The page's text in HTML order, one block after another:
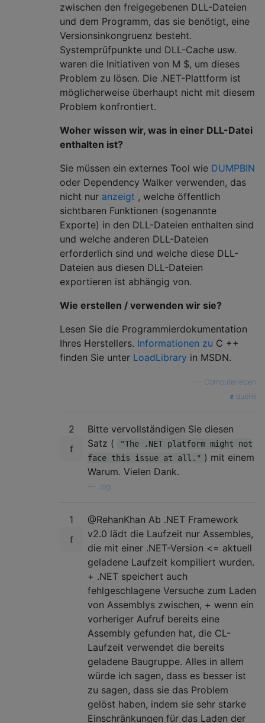
zwischen den freigegebenen DLL-Dateien
und dem Programm, das sie benötigt, eine
Versionsinkongruenz besteht.
Systemprüfpunkte und DLL-Cache usw.
waren die Initiativen von M $, um dieses
Problem zu lösen. Die .NET-Plattform ist
möglicherweise überhaupt nicht mit diesem
Problem konfrontiert.
Woher wissen wir, was in einer DLL-Datei
enthalten ist?
Sie müssen ein externes Tool wie DUMPBIN
oder Dependency Walker verwenden, das
nicht nur anzeigt , welche öffentlich
sichtbaren Funktionen (sogenannte
Exporte) in den DLL-Dateien enthalten sind
und welche anderen DLL-Dateien
erforderlich sind und welche diese DLL-
Dateien aus diesen DLL-Dateien
exportieren ist abhängig von.
Wie erstellen / verwenden wir sie?
Lesen Sie die Programmierdokumentation
Ihres Herstellers. Informationen zu C ++
finden Sie unter LoadLibrary in MSDN.
Computerleben
quelle
2
Bitte vervollständigen Sie diesen
Satz (
"The .NET platform might not
face this issue at all." ) mit einem
Warum. Vielen Dank.
Jogi
1
@RehanKhan Ab .NET Framework
v2.0 lädt die Laufzeit nur Assembles,
die mit einer .NET-Version <= aktuell
geladene Laufzeit kompiliert wurden.
+ .NET speichert auch
fehlgeschlagene Versuche zum Laden
von Assemblys zwischen, + wenn ein
vorheriger Aufruf bereits eine
Assembly gefunden hat, die CL-
Laufzeit verwendet die bereits
geladene Baugruppe. Alles in allem
würde ich sagen, dass es besser ist
zu sagen, dass sie das Problem
gelöst haben, indem sie sehr starke
Einschränkungen für das Laden der